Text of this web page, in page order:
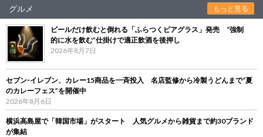
グルメ もっと見る
ビールだけ飲むと倒れる「ふらつくビアグラス」発売 “強制
的に水を飲む”仕掛けで適正飲酒を後押し
2026年8月7日
セブン‐イレブン、カレー15商品を一斉投入 名店監修から冷製うどんまで“夏
のカレーフェス”を開催中
2026年8月6日
横浜高島屋で「韓国市場」がスタート 人気グルメから雑貨まで約30ブランド
が集結